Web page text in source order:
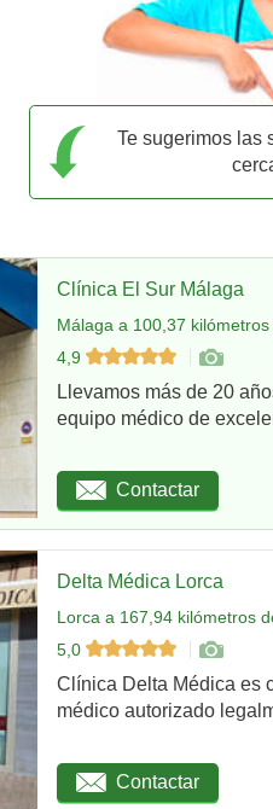
Te sugerimos las
Clínica El Sur Málaga
Málaga a 100,37
4,9
Llevamos más de 20
equipo médico de
Contactar
Delta Médica Lorca
Lorca a 167,94 kilómetros
5,0
Clínica Delta Médica es
médico autorizado
Contactar